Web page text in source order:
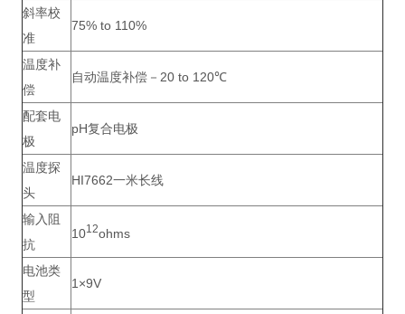
斜率校
准
75% to 110%
温度补
偿
自动温度补偿－20 to 120℃
配套电
极
pH复合电极
温度探
头
HI7662一米长线
输入阻
抗
1012ohms
电池类
型
1×9V